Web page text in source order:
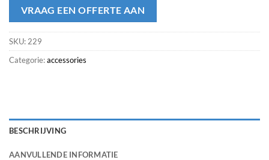
VRAAG EEN OFFERTE AAN
SKU: 229
Categorie:accessories
BESCHRIJVING
AANVULLENDE INFORMATIE